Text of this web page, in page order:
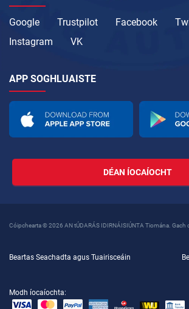
Google Trustpilot Facebook
Instagram
VK
APP SOGHLUAISTE
DÉAN ÍOCAÍOCHT
Cóipchearta © 2026 AN tÚDARÁS IDIRNÁISIÚNTA Tiomána. Gach
Beartas Seachadta agus Tuairisceáin
Modh íocaíochta: